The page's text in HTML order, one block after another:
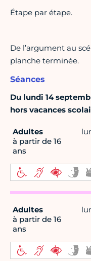
Étape par étape.
De l’argument au
planche terminée.
Séances
Du lundi 14
hors vacances
Adultes
à partir de 16
ans
Adultes
à partir de 16
ans